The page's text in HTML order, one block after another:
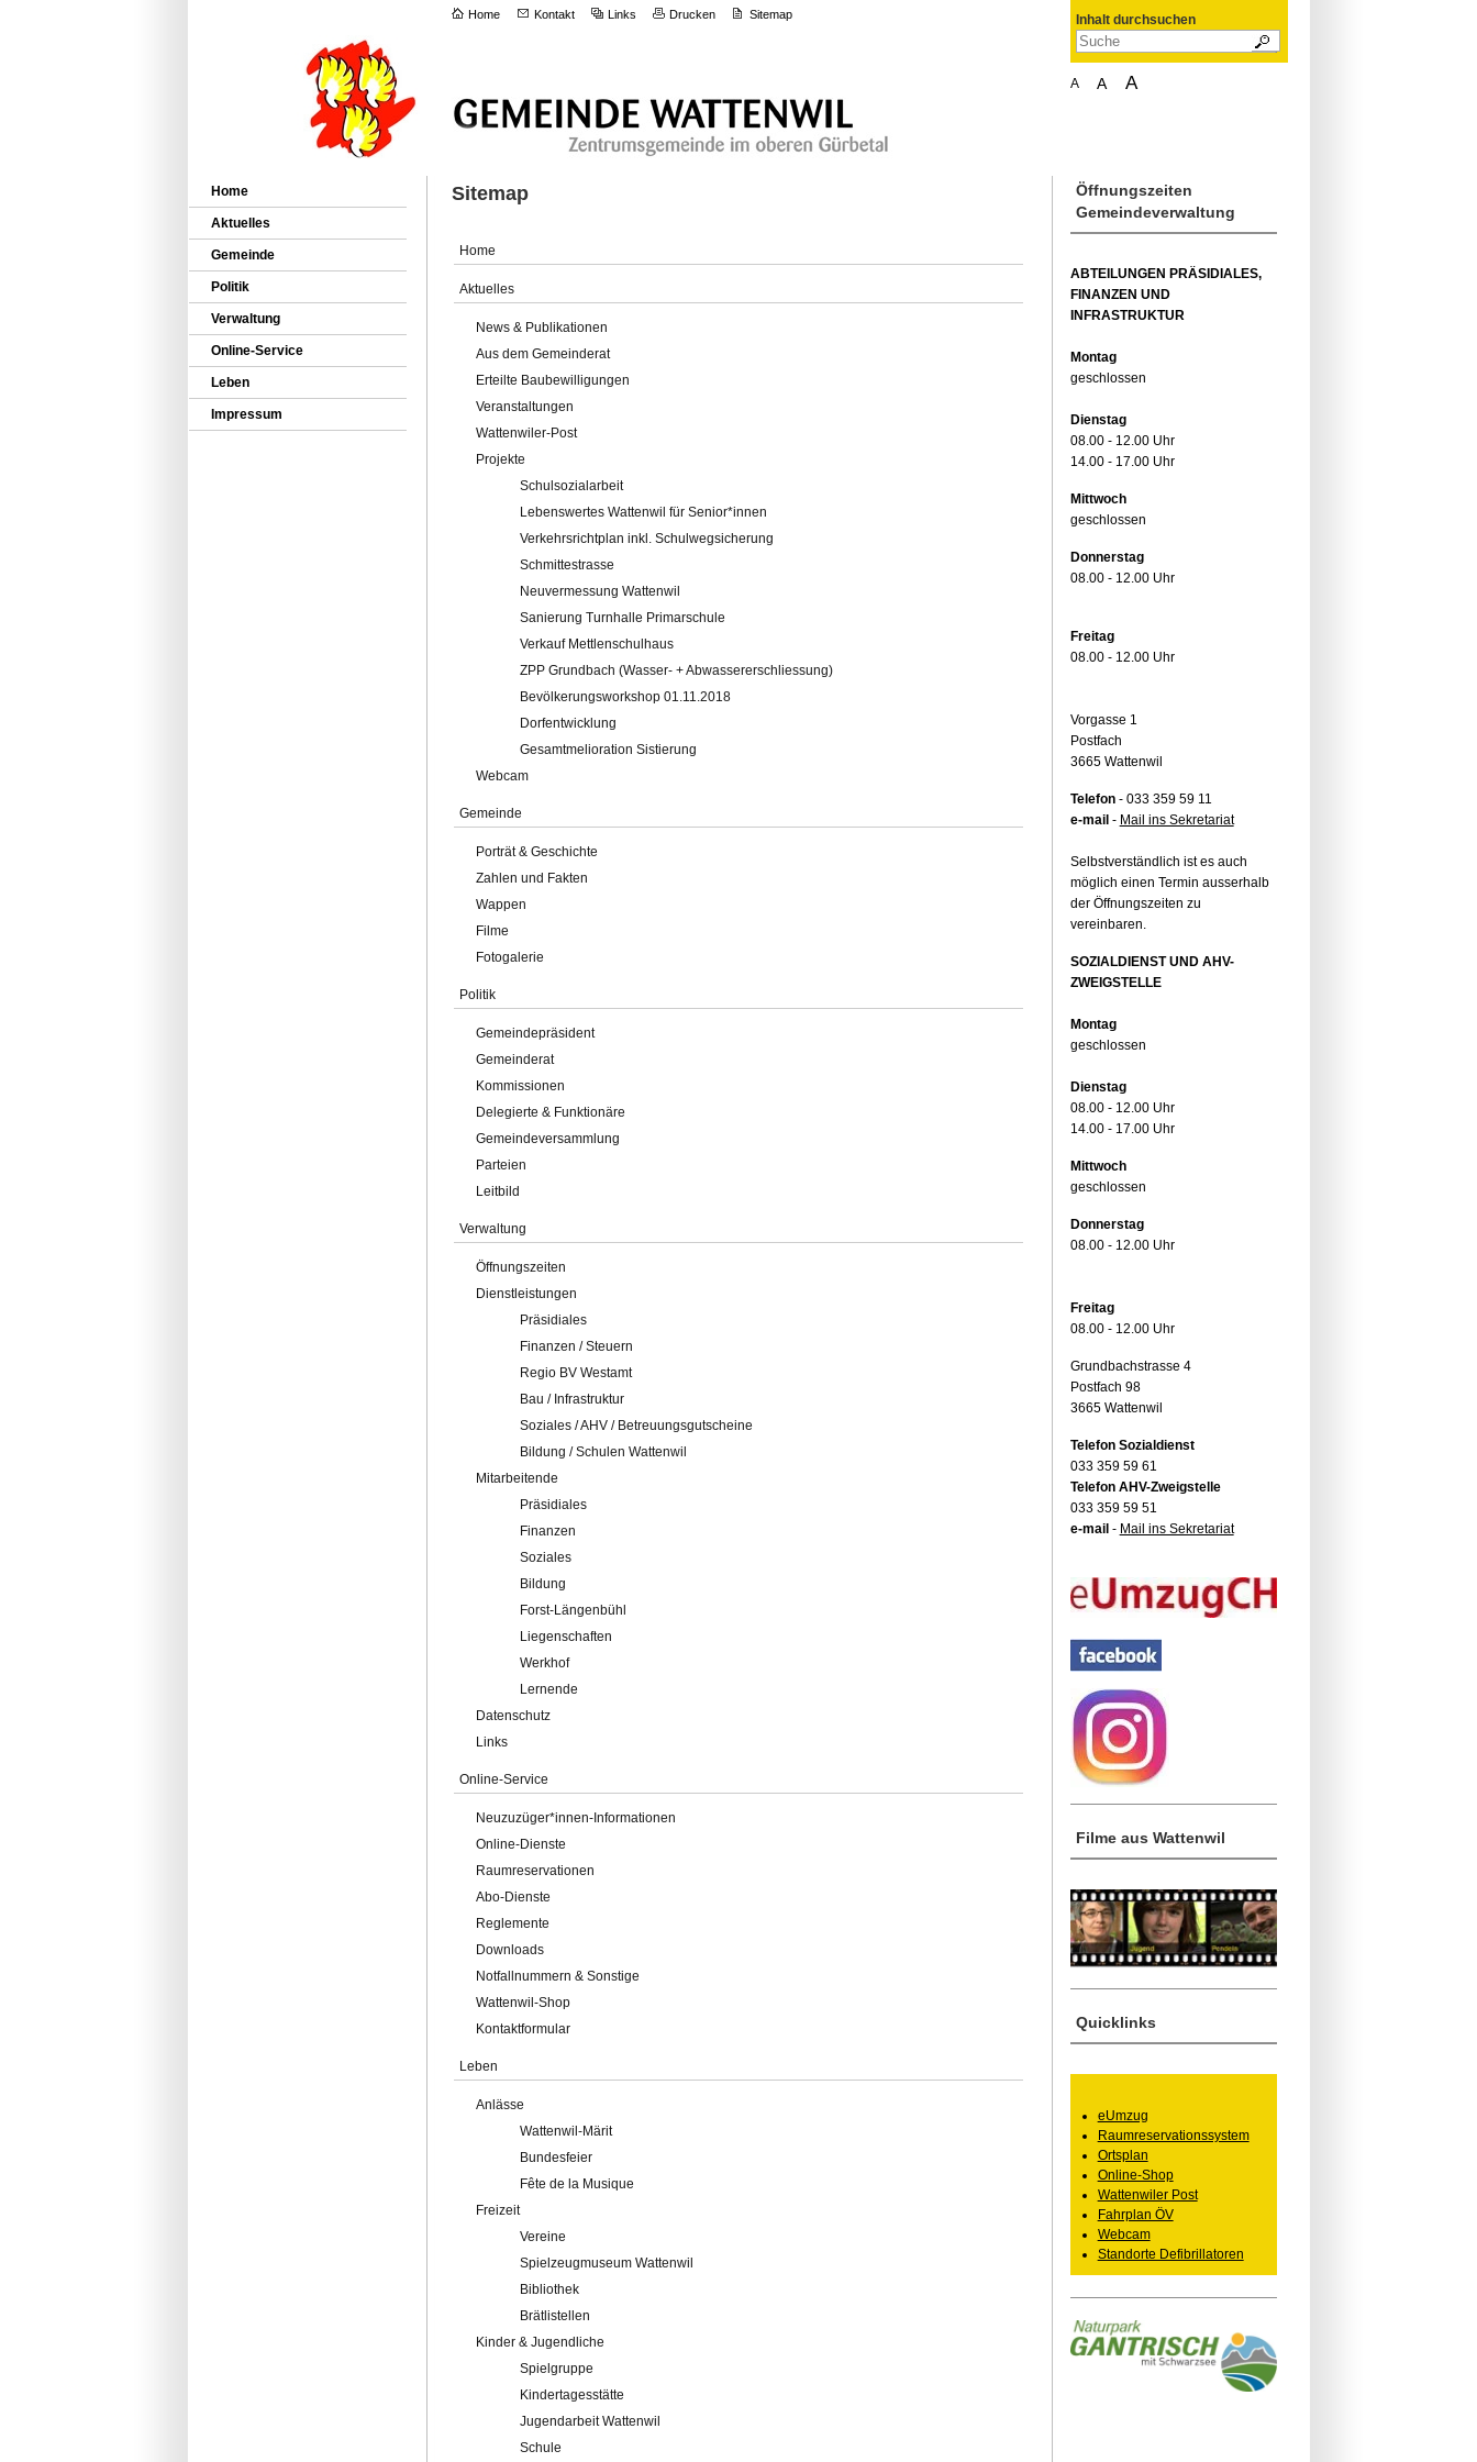
Home Kontakt Links Drucken Sitemap Inhalt durchsuchen
A A A
Home
Aktuelles
Gemeinde
Politik
Verwaltung
Online-Service
Leben
Impressum
Sitemap
Home
Aktuelles
News & Publikationen
Aus dem Gemeinderat
Erteilte Baubewilligungen
Veranstaltungen
Wattenwiler-Post
Projekte
Schulsozialarbeit
Lebenswertes Wattenwil für Senior*innen
Verkehrsrichtplan inkl. Schulwegsicherung
Schmittestrasse
Neuvermessung Wattenwil
Sanierung Turnhalle Primarschule
Verkauf Mettlenschulhaus
ZPP Grundbach (Wasser- + Abwassererschliessung)
Bevölkerungsworkshop 01.11.2018
Dorfentwicklung
Gesamtmelioration Sistierung
Webcam
Gemeinde
Porträt & Geschichte
Zahlen und Fakten
Wappen
Filme
Fotogalerie
Politik
Gemeindepräsident
Gemeinderat
Kommissionen
Delegierte & Funktionäre
Gemeindeversammlung
Parteien
Leitbild
Verwaltung
Öffnungszeiten
Dienstleistungen
Präsidiales
Finanzen / Steuern
Regio BV Westamt
Bau / Infrastruktur
Soziales / AHV / Betreuungsgutscheine
Bildung / Schulen Wattenwil
Mitarbeitende
Präsidiales
Finanzen
Soziales
Bildung
Forst-Längenbühl
Liegenschaften
Werkhof
Lernende
Datenschutz
Links
Online-Service
Neuzuzüger*innen-Informationen
Online-Dienste
Raumreservationen
Abo-Dienste
Reglemente
Downloads
Notfallnummern & Sonstige
Wattenwil-Shop
Kontaktformular
Leben
Anlässe
Wattenwil-Märit
Bundesfeier
Fête de la Musique
Freizeit
Vereine
Spielzeugmuseum Wattenwil
Bibliothek
Brätlistellen
Kinder & Jugendliche
Spielgruppe
Kindertagesstätte
Jugendarbeit Wattenwil
Schule
Öffnungszeiten
Gemeindeverwaltung
ABTEILUNGEN PRÄSIDIALES,
FINANZEN UND
INFRASTRUKTUR
Montag
geschlossen
Dienstag
08.00 - 12.00 Uhr
14.00 - 17.00 Uhr
Mittwoch
geschlossen
Donnerstag
08.00 - 12.00 Uhr
Freitag
08.00 - 12.00 Uhr
Vorgasse 1
Postfach
3665 Wattenwil
Telefon- 033 359 59 11
e-mail - Mail ins Sekretariat
Selbstverständlich ist es auch
möglich einen Termin ausserhalb
der Öffnungszeiten zu
vereinbaren.
SOZIALDIENST UND AHV-
ZWEIGSTELLE
Montag
geschlossen
Dienstag
08.00 - 12.00 Uhr
14.00 - 17.00 Uhr
Mittwoch
geschlossen
Donnerstag
08.00 - 12.00 Uhr
Freitag
08.00 - 12.00 Uhr
Grundbachstrasse 4
Postfach 98
3665 Wattenwil
Telefon Sozialdienst
033 359 59 61
Telefon AHV-Zweigstelle
033 359 59 51
e-mail - Mail ins Sekretariat
Filme aus Wattenwil
Quicklinks
eUmzug
Raumreservationssystem
Ortsplan
Online-Shop
Wattenwiler Post
Fahrplan ÖV
Webcam
Standorte Defibrillatoren